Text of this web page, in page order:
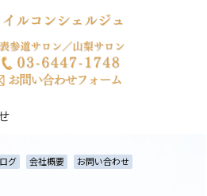
グ 会社概要 お問い合わせ